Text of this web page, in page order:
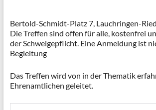
Bertold-Schmidt-Platz 7, Lauchringen-
Die Treffen sind offen für alle, kostenfrei
der Schweigepflicht. Eine Anmeldung ist
Begleitung
Das Treffen wird von in der Thematik
Ehrenamtlichen geleitet.